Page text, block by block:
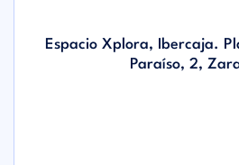
Espacio Xplora, Ibercaja.
Paraíso, 2,